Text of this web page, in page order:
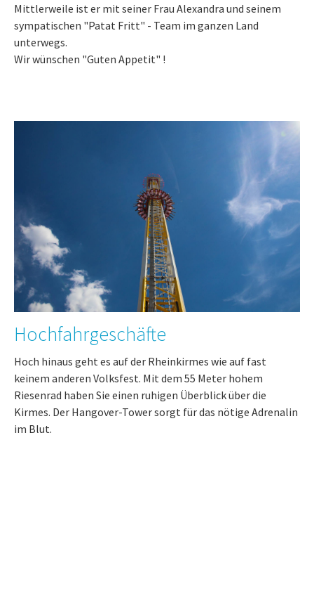
Mittlerweile ist er mit seiner Frau Alexandra und seinem
sympatischen "Patat Fritt" - Team im ganzen Land
unterwegs.
Wir wünschen "Guten Appetit" !
Hochfahrgeschäfte
Hoch hinaus geht es auf der Rheinkirmes wie auf fast
keinem anderen Volksfest. Mit dem 55 Meter hohem
Riesenrad haben Sie einen ruhigen Überblick über die
Kirmes. Der Hangover-Tower sorgt für das nötige Adrenalin
im Blut.